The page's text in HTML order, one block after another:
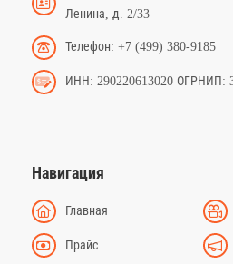
Ленина, д. 2/33
Телефон: +7 (499) 380-9185
ИНН: 290220613020 ОГРНИП:
Навигация
Главная
Прайс